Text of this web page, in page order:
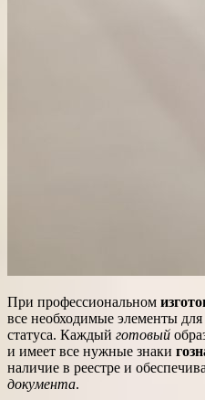
При профессиональном
все необходимые элементы
статуса. Каждый готовый
и имеет все нужные знаки
наличие в реестре и
документа.